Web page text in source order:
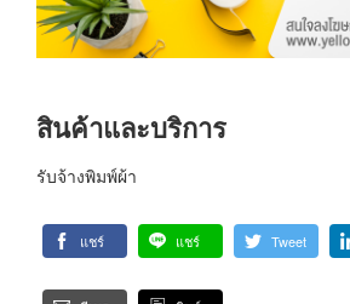
สินค้าและบริการ
รับจ้างพิมพ์ผ้า
แชร์ แชร์ Tweet